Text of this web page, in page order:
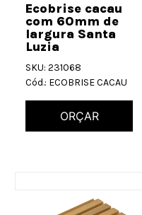
Ecobrise cacau
com 60mm de
largura Santa
Luzia
SKU: 231068
Cód.: ECOBRISE CACAU
ORÇAR